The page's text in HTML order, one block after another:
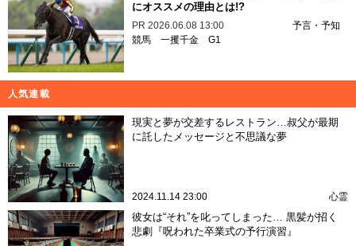
にオススメの理由とは!?
PR 2026.06.08 13:00
予言・予知
競馬 一攫千金 G1
人気連載
現実と夢が交差するレストラン…叔父が最期
に託したメッセージと不思議な夢
2024.11.14 23:00 心霊
彼女は“それ”を叱ってしまった… 黒髪が招く
悲劇『呪われた卒業式の予行演習』